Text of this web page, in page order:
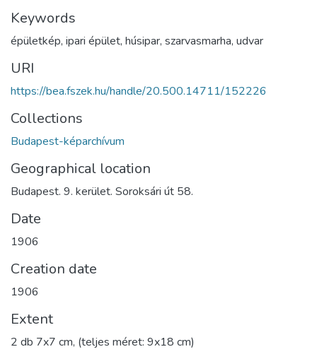
Keywords
épületkép, ipari épület, húsipar, szarvasmarha, udvar
URI
https://bea.fszek.hu/handle/20.500.14711/152226
Collections
Budapest-képarchívum
Geographical location
Budapest. 9. kerület. Soroksári út 58.
Date
1906
Creation date
1906
Extent
2 db 7x7 cm, (teljes méret: 9x18 cm)